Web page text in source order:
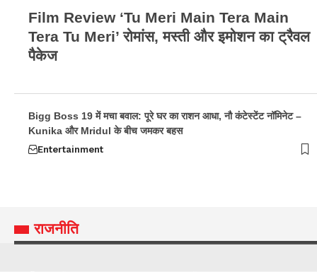
Film Review ‘Tu Meri Main Tera Main
Tera Tu Meri’ रोमांस, मस्ती और इमोशन का ट्रैवल
पैकेज
Bigg Boss 19 में मचा बवाल: पूरे घर का राशन आधा, नौ कंटेस्टेंट नॉमिनेट –
Kunika और Mridul के बीच जमकर बहस
Entertainment
राजनीति